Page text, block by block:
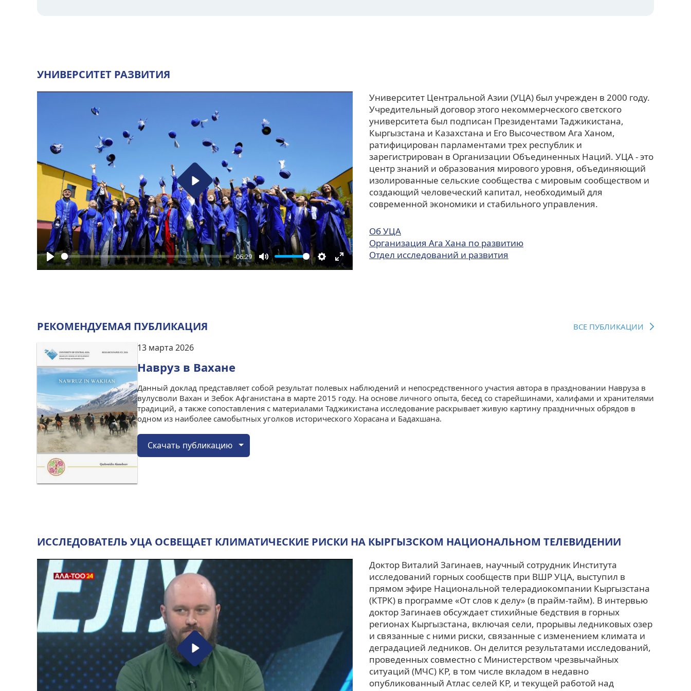
УНИВЕРСИТЕТ РАЗВИТИЯ
Play
-06:29
Mute Settings
Enter
Play
Университет Центральной Азии (УЦА) был учрежден в 2000 году.
Учредительный договор этого некоммерческого светского
университета был подписан Президентами Таджикистана,
Кыргызстана и Казахстана и Его Высочеством Ага Ханом,
ратифицирован парламентами трех республик и
зарегистрирован в Организации Объединенных Наций. УЦА - это
центр знаний и образования мирового уровня, объединяющий
изолированные сельские сообщества с мировым сообществом и
создающий человеческий капитал, необходимый для
современной экономики и стабильного управления.
Об УЦА
Организация Ага Хана по развитию
Отдел исследований и развития
РЕКОМЕНДУЕМАЯ ПУБЛИКАЦИЯ ВСЕ ПУБЛИКАЦИИ
13 марта 2026
Навруз в Вахане
Данный доклад представляет собой результат полевых наблюдений и непосредственного участия автора в праздновании Навруза в
вулусволи Вахан и Зебок Афганистана в марте 2015 году. На основе личного опыта, бесед со старейшинами, халифами и хранителями
традиций, а также сопоставления с материалами Таджикистана исследование раскрывает живую картину праздничных обрядов в
одном из наиболее самобытных уголков исторического Хорасана и Бадахшана.
Cкачать публикацию
ИССЛЕДОВАТЕЛЬ УЦА ОСВЕЩАЕТ КЛИМАТИЧЕСКИЕ РИСКИ НА КЫРГЫЗСКОМ НАЦИОНАЛЬНОМ ТЕЛЕВИДЕНИИ
Play
Доктор Виталий Загинаев, научный сотрудник Института
исследований горных сообществ при ВШР УЦА, выступил в
прямом эфире Национальной телерадиокомпании Кыргызстана
(КТРК) в программе «От слов к делу» (в прайм-тайм). В интервью
доктор Загинаев обсуждает стихийные бедствия в горных
регионах Кыргызстана, включая сели, прорывы ледниковых озер
и связанные с ними риски, связанные с изменением климата и
деградацией ледников. Он делится результатами исследований,
проведенных совместно с Министерством чрезвычайных
ситуаций (МЧС) КР, в том числе вкладом в недавно
опубликованный Атлас селей КР, и текущей работой над